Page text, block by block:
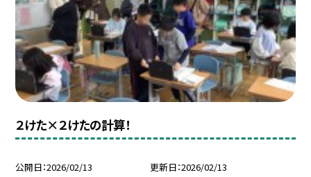
２けた×２けたの計算！
公開日 2026/02/13 更新日 2026/02/13